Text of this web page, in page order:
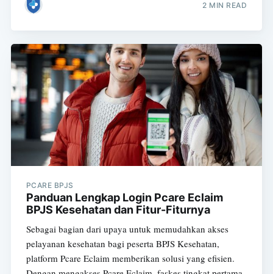
2 MIN READ
PCARE BPJS
Panduan Lengkap Login Pcare Eclaim
BPJS Kesehatan dan Fitur-Fiturnya
Sebagai bagian dari upaya untuk memudahkan akses
pelayanan kesehatan bagi peserta BPJS Kesehatan,
platform Pcare Eclaim memberikan solusi yang efisien.